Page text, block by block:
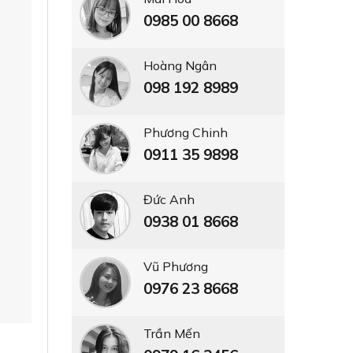
0985 00 8668
Hoàng Ngân
098 192 8989
Phương Chinh
0911 35 9898
Đức Anh
0938 01 8668
Vũ Phương
0976 23 8668
Trần Mến